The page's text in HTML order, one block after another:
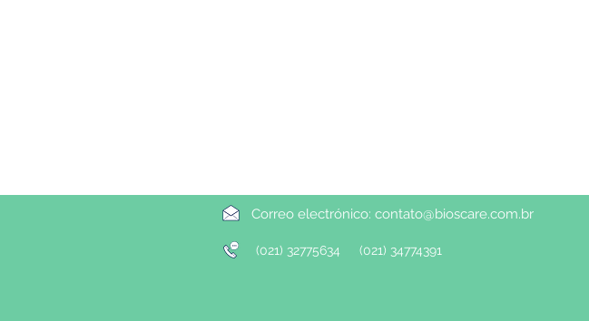
Correo electrónico: contato@bioscare.com.br
(021) 32775634 (021) 34774391